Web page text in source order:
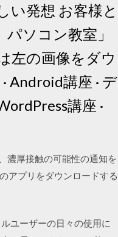
い発想 お客様と
ソコン教室」
左の画像をダウ
Android講座 · デ
講座 ·
濃厚接触の可能性の通知を
アプリをダウンロードする
ユーザーの日々の使用に